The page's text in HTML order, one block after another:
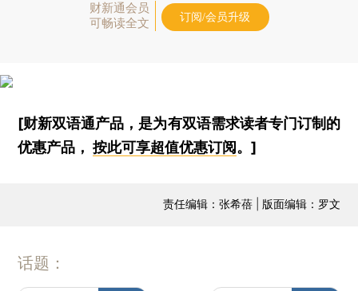
财新通会员
可畅读全文
订阅/会员升级
[财新双语通产品，是为有双语需求读者专门订制的
优惠产品，按此可享超值优惠订阅。]
责任编辑：张希蓓 | 版面编辑：罗文
话题：